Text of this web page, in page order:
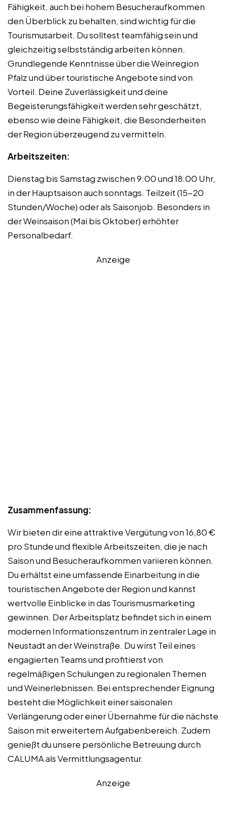
Fähigkeit, auch bei hohem Besucheraufkommen
den Überblick zu behalten, sind wichtig für die
Tourismusarbeit. Du solltest teamfähig sein und
gleichzeitig selbstständig arbeiten können.
Grundlegende Kenntnisse über die Weinregion
Pfalz und über touristische Angebote sind von
Vorteil. Deine Zuverlässigkeit und deine
Begeisterungsfähigkeit werden sehr geschätzt,
ebenso wie deine Fähigkeit, die Besonderheiten
der Region überzeugend zu vermitteln.
Arbeitszeiten:
Dienstag bis Samstag zwischen 9:00 und 18:00 Uhr,
in der Hauptsaison auch sonntags. Teilzeit (15-20
Stunden/Woche) oder als Saisonjob. Besonders in
der Weinsaison (Mai bis Oktober) erhöhter
Personalbedarf.
Anzeige
Zusammenfassung:
Wir bieten dir eine attraktive Vergütung von 16,80 €
pro Stunde und flexible Arbeitszeiten, die je nach
Saison und Besucheraufkommen variieren können.
Du erhältst eine umfassende Einarbeitung in die
touristischen Angebote der Region und kannst
wertvolle Einblicke in das Tourismusmarketing
gewinnen. Der Arbeitsplatz befindet sich in einem
modernen Informationszentrum in zentraler Lage in
Neustadt an der Weinstraße. Du wirst Teil eines
engagierten Teams und profitierst von
regelmäßigen Schulungen zu regionalen Themen
und Weinerlebnissen. Bei entsprechender Eignung
besteht die Möglichkeit einer saisonalen
Verlängerung oder einer Übernahme für die nächste
Saison mit erweitertem Aufgabenbereich. Zudem
genießt du unsere persönliche Betreuung durch
CALUMA als Vermittlungsagentur.
Anzeige